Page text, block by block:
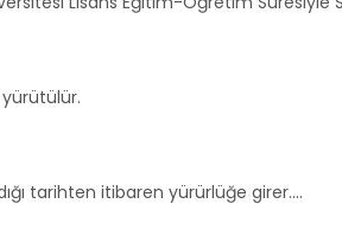
tarihten itibaren yürürlüğe girer....